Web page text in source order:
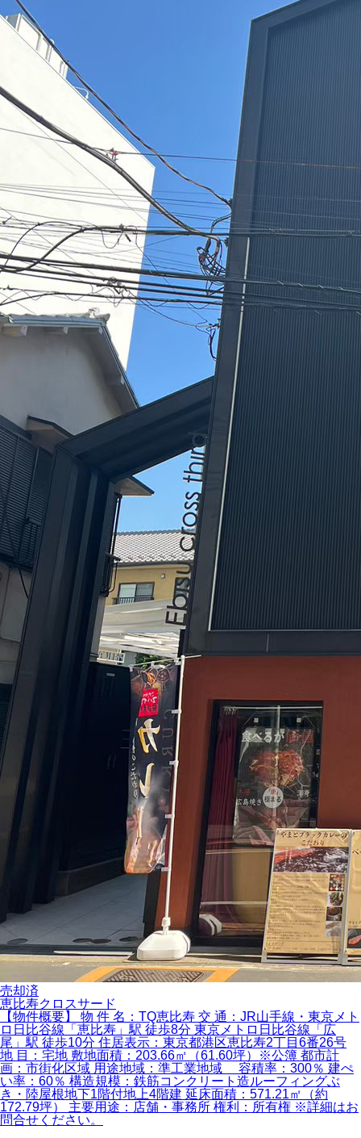
売却済
恵比寿クロスサード
【物件概要】 物 件 名：TQ恵比寿 交 通：JR山手線・東京メト
ロ日比谷線「恵比寿」駅 徒歩8分 東京メトロ日比谷線「広
尾」駅 徒歩10分 住居表示：東京都港区恵比寿2丁目6番26号
地 目：宅地 敷地面積：203.66㎡（61.60坪）※公簿 都市計
画：市街化区域 用途地域：準工業地域 容積率：300％ 建ぺ
い率：60％ 構造規模：鉄筋コンクリート造ルーフィングぶ
き・陸屋根地下1階付地上4階建 延床面積：571.21㎡（約
172.79坪） 主要用途：店舗・事務所 権利：所有権 ※詳細はお
問合せください。